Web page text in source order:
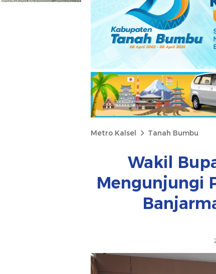
Metro Kalsel Tanah Bumbu
Wakil
Mengunjungi